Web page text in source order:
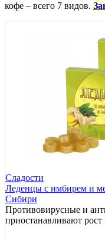
кофе – всего 7 видов.
Сладости
Леденцы с имбирем и
Сибири
Противовирусные и
приостанавливают рост